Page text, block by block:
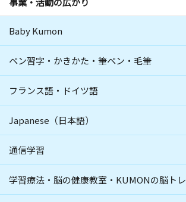
Baby Kumon
ペン習字・かきかた・筆ペン・毛筆
フランス語・ドイツ語
Japanese（日本語）
通信学習
学習療法・脳の健康教室・KUMONの脳トレ